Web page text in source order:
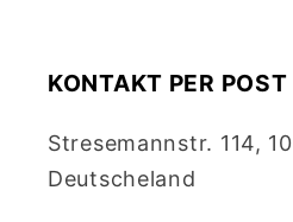
KONTAKT PER POST
Stresemannstr. 114,
Deutscheland